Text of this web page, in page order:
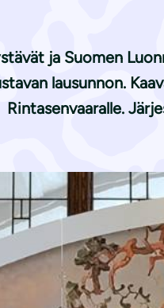
ja Suomen
lausunnon.
Rintasenvaaralle.